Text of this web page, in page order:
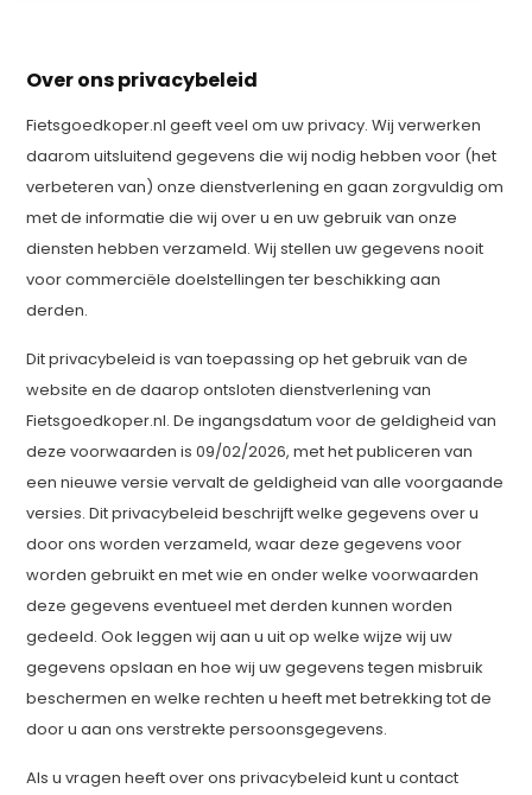
Over ons privacybeleid
Fietsgoedkoper.nl geeft veel om uw privacy. Wij verwerken
daarom uitsluitend gegevens die wij nodig hebben voor (het
verbeteren van) onze dienstverlening en gaan zorgvuldig om
met de informatie die wij over u en uw gebruik van onze
diensten hebben verzameld. Wij stellen uw gegevens nooit
voor commerciële doelstellingen ter beschikking aan
derden.
Dit privacybeleid is van toepassing op het gebruik van de
website en de daarop ontsloten dienstverlening van
Fietsgoedkoper.nl. De ingangsdatum voor de geldigheid van
deze voorwaarden is 09/02/2026, met het publiceren van
een nieuwe versie vervalt de geldigheid van alle voorgaande
versies. Dit privacybeleid beschrijft welke gegevens over u
door ons worden verzameld, waar deze gegevens voor
worden gebruikt en met wie en onder welke voorwaarden
deze gegevens eventueel met derden kunnen worden
gedeeld. Ook leggen wij aan u uit op welke wijze wij uw
gegevens opslaan en hoe wij uw gegevens tegen misbruik
beschermen en welke rechten u heeft met betrekking tot de
door u aan ons verstrekte persoonsgegevens.
Als u vragen heeft over ons privacybeleid kunt u contact